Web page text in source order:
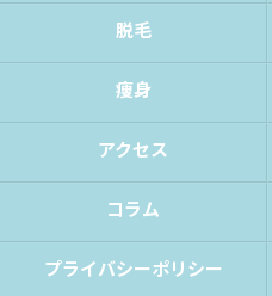
脱毛
痩身
アクセス
コラム
プライバシーポリシー